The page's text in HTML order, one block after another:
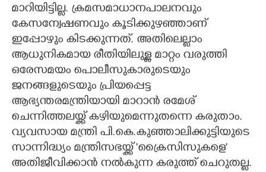
മാറിയിട്ടില്ല. ക്രമസമാധാനപാലനവും
കേസന്വേഷണവും കൂടിക്കുഴഞ്ഞാണ്
ഇപ്പോഴും കിടക്കുന്നത്. അതിലെല്ലാം
ആധുനികമായ രീതിയിലുള്ള മാറ്റം വരുത്തി
ഒരേസമയം പൊലീസുകാരുടെയും
ജനങ്ങളുടെയും പ്രിയപ്പെട്ട
ആഭ്യന്തരമന്ത്രിയായി മാറാൻ രമേശ്
ചെന്നിത്തലയ്ക്ക് കഴിയുമെന്നുതന്നെ കരുതാം.
വ്യവസായ മന്ത്രി പി.കെ.കുഞ്ഞാലിക്കുട്ടിയുടെ
സാന്നിദ്ധ്യം മന്ത്രിസഭയ്ക്ക് 'ക്രൈസിസുകളെ'
അതിജീവിക്കാൻ നൽകുന്ന കരുത്ത് ചെറുതല്ല.